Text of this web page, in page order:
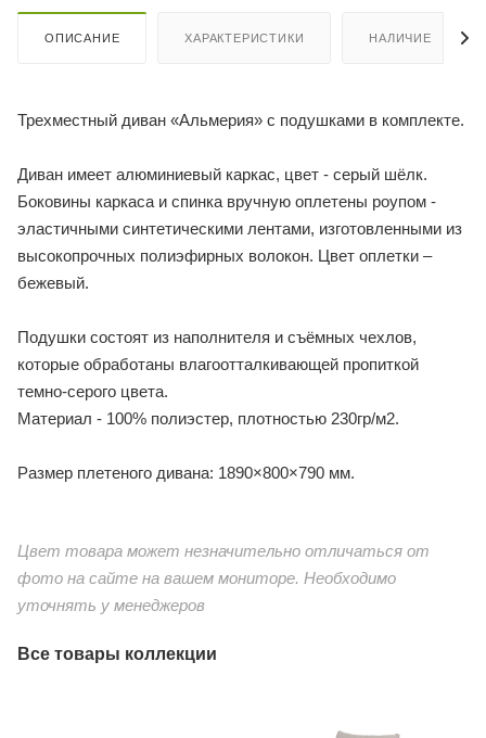
ОПИСАНИЕ ХАРАКТЕРИСТИКИ НАЛИЧИЕ
Трехместный диван «Альмерия» с подушками в комплекте.
Диван имеет алюминиевый каркас, цвет - серый шёлк.
Боковины каркаса и спинка вручную оплетены роупом -
эластичными синтетическими лентами, изготовленными из
высокопрочных полиэфирных волокон. Цвет оплетки –
бежевый.
Подушки состоят из наполнителя и съёмных чехлов,
которые обработаны влагоотталкивающей пропиткой
темно-серого цвета.
Материал - 100% полиэстер, плотностью 230гр/м2.
Размер плетеного дивана: 1890×800×790 мм.
Цвет товара может незначительно отличаться от
фото на сайте на вашем мониторе. Необходимо
уточнять у менеджеров
Все товары коллекции